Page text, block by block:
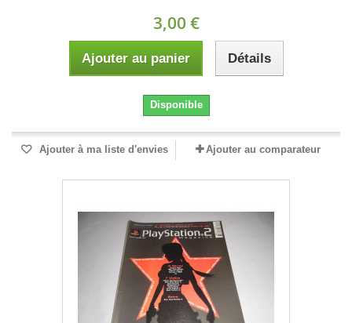
3,00 €
Ajouter au panier Détails
Disponible
Ajouter à ma liste d'envies Ajouter au comparateur